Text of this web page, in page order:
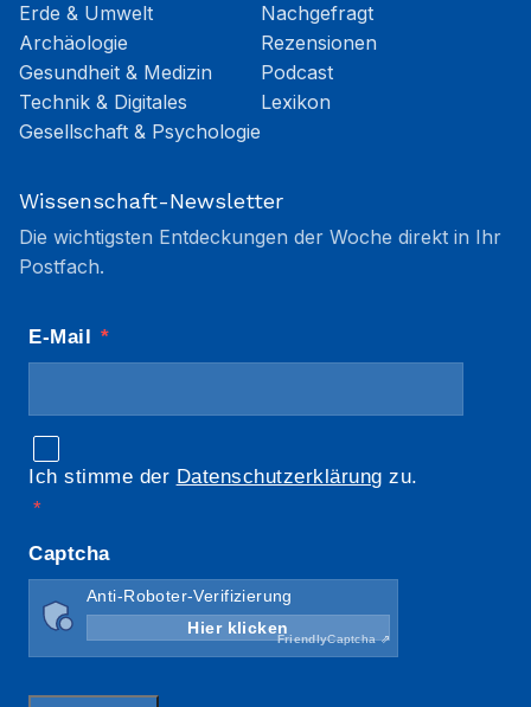
Erde & Umwelt
Archäologie
Gesundheit & Medizin
Technik & Digitales
Gesellschaft & Psychologie
Nachgefragt
Rezensionen
Podcast
Lexikon
Wissenschaft-Newsletter
Die wichtigsten Entdeckungen der Woche direkt in Ihr
Postfach.